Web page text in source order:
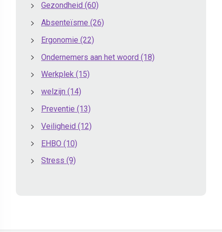
Gezondheid (60)
Absenteïsme (26)
Ergonomie (22)
Ondernemers aan het woord (18)
Werkplek (15)
welzijn (14)
Preventie (13)
Veiligheid (12)
EHBO (10)
Stress (9)